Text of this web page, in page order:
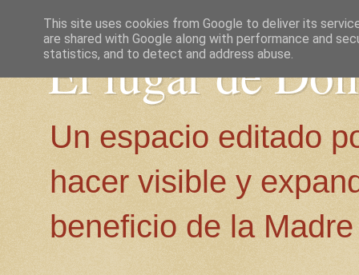
El lugar de
Un espacio editado
hacer visible y
beneficio de la
This site uses cookies from Google to deliver its
are shared with Google along with performance and
statistics, and to detect and address abuse.